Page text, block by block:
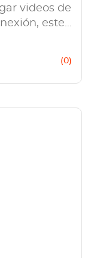
videos de
este
(0)